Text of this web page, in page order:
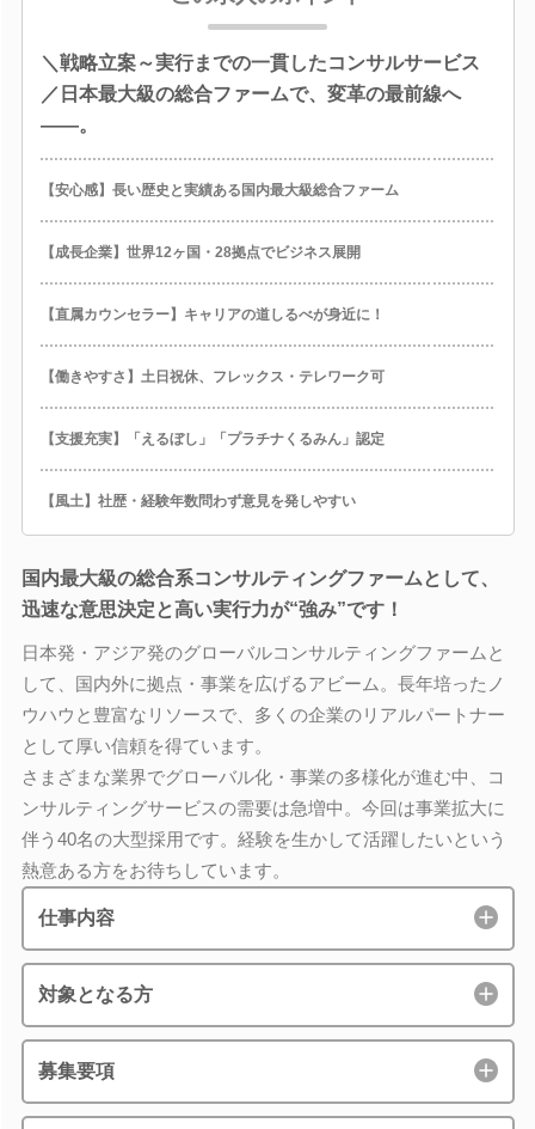
＼戦略立案～実行までの一貫したコンサルサービス
／日本最大級の総合ファームで、変革の最前線へ
――。
【安心感】長い歴史と実績ある国内最大級総合ファーム
【成長企業】世界12ヶ国・28拠点でビジネス展開
【直属カウンセラー】キャリアの道しるべが身近に！
【働きやすさ】土日祝休、フレックス・テレワーク可
【支援充実】「えるぼし」「プラチナくるみん」認定
【風土】社歴・経験年数問わず意見を発しやすい
国内最大級の総合系コンサルティングファームとして、
迅速な意思決定と高い実行力が“強み”です！
日本発・アジア発のグローバルコンサルティングファームと
して、国内外に拠点・事業を広げるアビーム。長年培ったノ
ウハウと豊富なリソースで、多くの企業のリアルパートナー
として厚い信頼を得ています。
さまざまな業界でグローバル化・事業の多様化が進む中、コ
ンサルティングサービスの需要は急増中。今回は事業拡大に
伴う40名の大型採用です。経験を生かして活躍したいという
熱意ある方をお待ちしています。
仕事内容
対象となる方
募集要項